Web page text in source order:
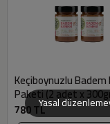
Keçiboynuzlu
Paketi (2 adet x
Lezzet Aslında
780 TLYasal